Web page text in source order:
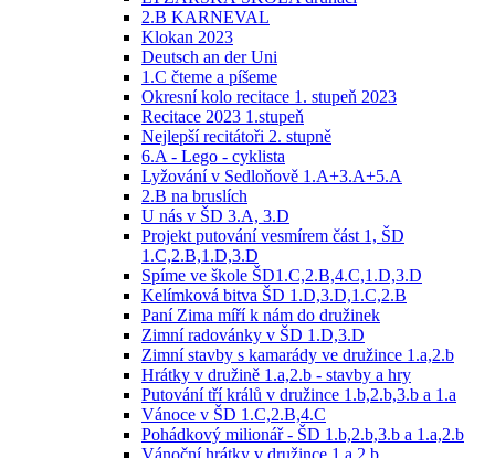
2.B KARNEVAL
Klokan 2023
Deutsch an der Uni
1.C čteme a píšeme
Okresní kolo recitace 1. stupeň 2023
Recitace 2023 1.stupeň
Nejlepší recitátoři 2. stupně
6.A - Lego - cyklista
Lyžování v Sedloňově 1.A+3.A+5.A
2.B na bruslích
U nás v ŠD 3.A, 3.D
Projekt putování vesmírem část 1, ŠD
1.C,2.B,1.D,3.D
Spíme ve škole ŠD1.C,2.B,4.C,1.D,3.D
Kelímková bitva ŠD 1.D,3.D,1.C,2.B
Paní Zima míří k nám do družinek
Zimní radovánky v ŠD 1.D,3.D
Zimní stavby s kamarády ve družince 1.a,2.b
Hrátky v družině 1.a,2.b - stavby a hry
Putování tří králů v družince 1.b,2.b,3.b a 1.a
Vánoce v ŠD 1.C,2.B,4.C
Pohádkový milionář - ŠD 1.b,2.b,3.b a 1.a,2.b